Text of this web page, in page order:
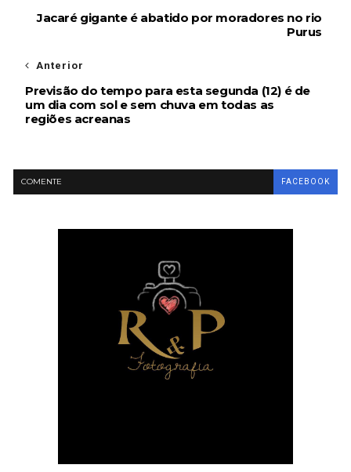
Jacaré gigante é abatido por moradores no rio
Purus
Anterior
Previsão do tempo para esta segunda (12) é de
um dia com sol e sem chuva em todas as
regiões acreanas
COMENTE FACEBOOK